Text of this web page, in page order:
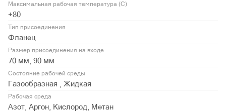
Максимальная рабочая температура (С)
+80
Тип присоединения
Фланец
Размер присоединения на входе
70 мм, 90 мм
Состояние рабочей среды
Газообразная , Жидкая
Рабочая среда
Азот, Аргон, Кислород, Метан